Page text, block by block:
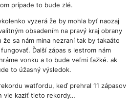
prípade to bude zlé.
vyzerá že by mohla byť naozaj
obsadením na pravý kraj obrany
že sa nám mina nezraní tak by takaáto
Ďalší zápas s lestrom nám
vonku a to bude veľmi ťažké. ak
to úžasný výsledok.
watfordu, keď prehral 11 zápasov
vie kaziť tieto rekordy…